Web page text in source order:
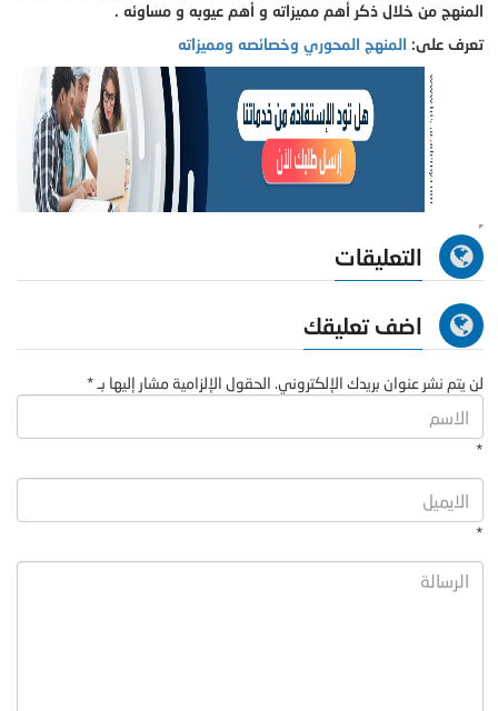
المنهج من خلال ذكر أهم مميزاته و أهم عيوبه و مساوئه .
تعرف على: المنهج المحوري وخصائصه ومميزاته
التعليقات
اضف تعليقك
لن يتم نشر عنوان بريدك الإلكتروني. الحقول الإلزامية مشار إليها بـ *
*
*